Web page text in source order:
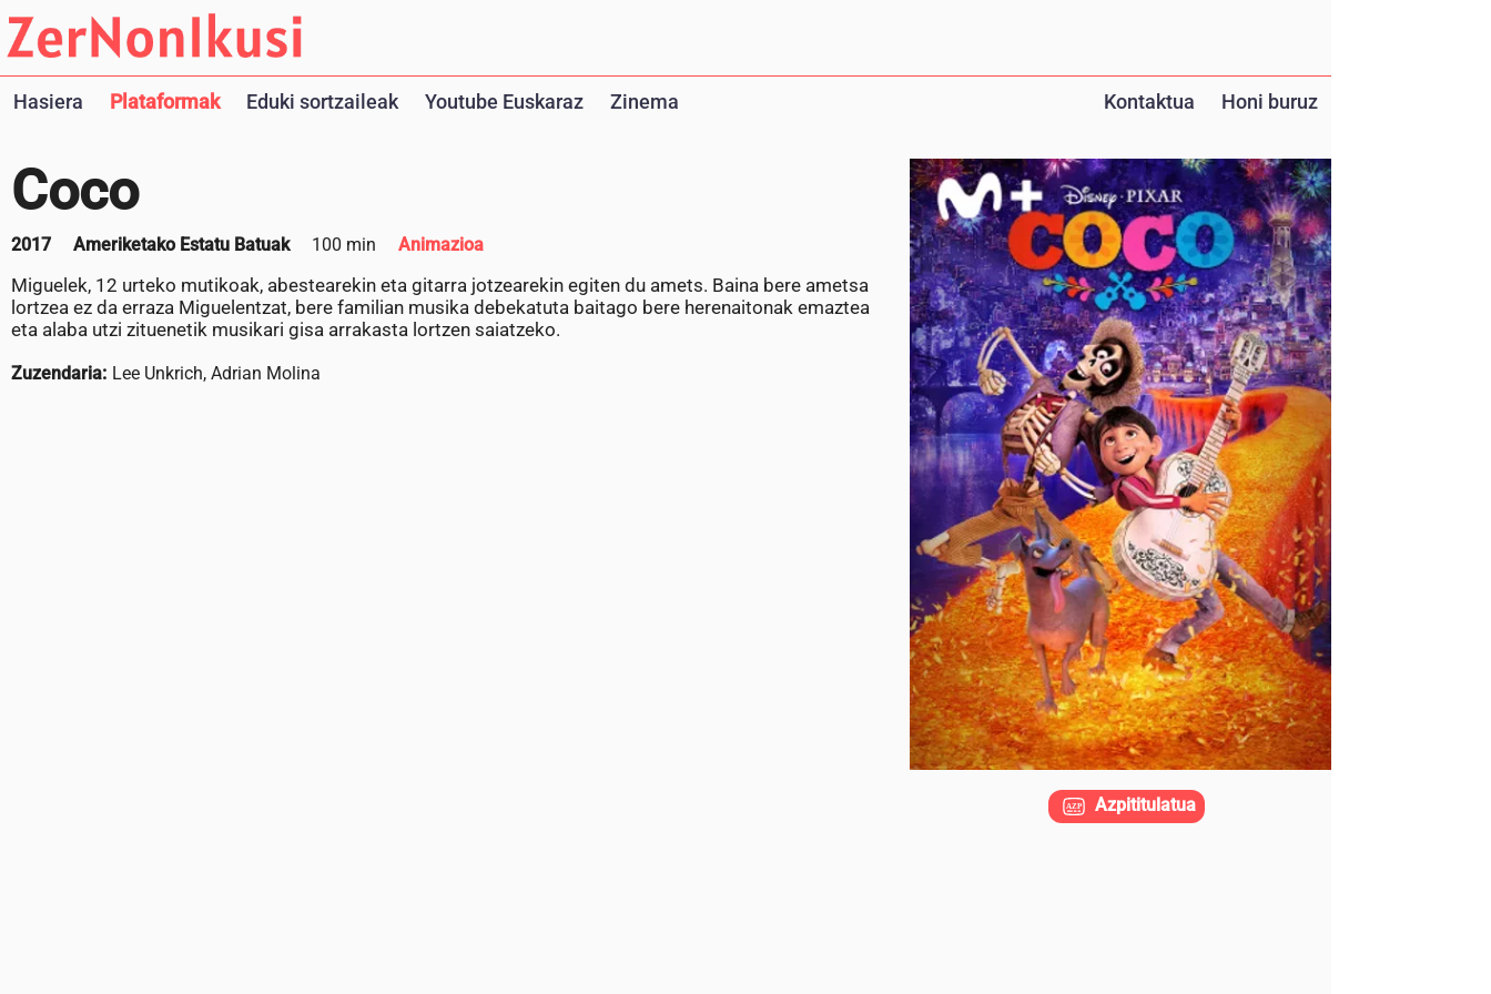
Hasiera Plataformak Eduki sortzaileak Youtube Euskaraz Zinema Kontaktua Honi buruz
Coco
2017 Ameriketako Estatu Batuak 100 min Animazioa
Miguelek, 12 urteko mutikoak, abestearekin eta gitarra jotzearekin egiten du amets. Baina bere ametsa
lortzea ez da erraza Miguelentzat, bere familian musika debekatuta baitago bere herenaitonak emaztea
eta alaba utzi zituenetik musikari gisa arrakasta lortzen saiatzeko.
Zuzendaria: Lee Unkrich, Adrian Molina
Azpititulatua